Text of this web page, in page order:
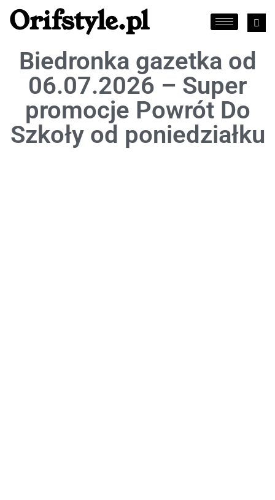
Orifstyle.pl
Biedronka gazetka od
06.07.2026 – Super
promocje Powrót Do
Szkoły od poniedziałku